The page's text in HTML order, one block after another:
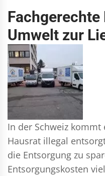
Umwelt zur
In der Schweiz
Hausrat illegal
die Entsorgung zu
Entsorgungskosten